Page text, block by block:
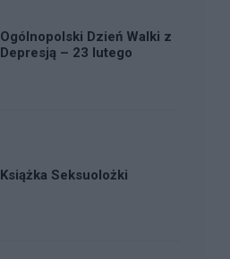
Ogólnopolski Dzień Walki z
Depresją – 23 lutego
Książka Seksuolożki